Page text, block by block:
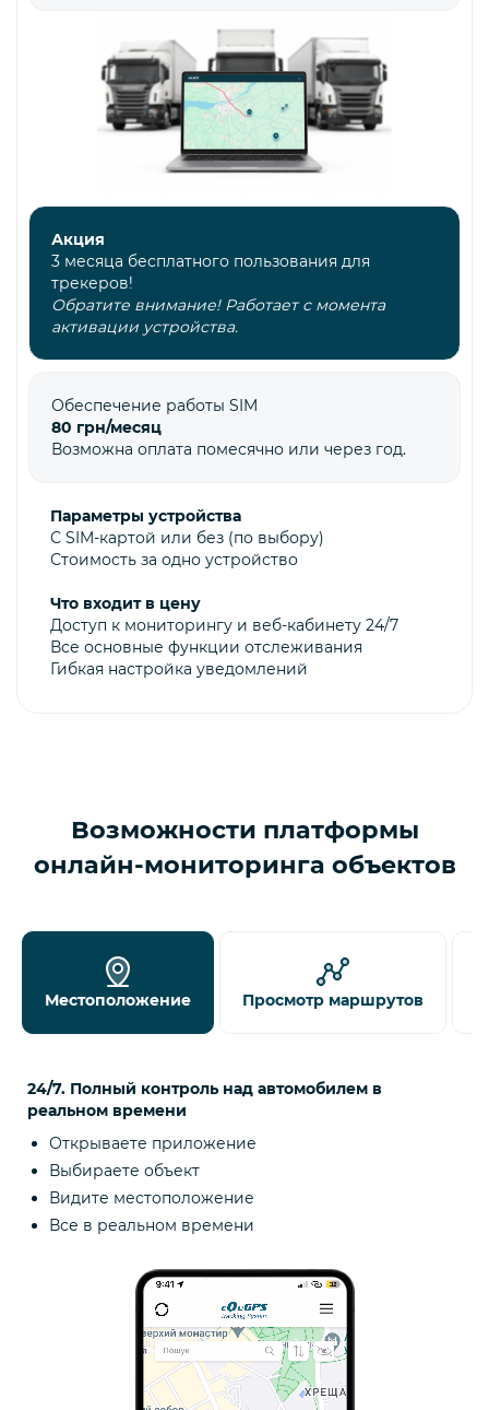
Акция
3 месяца бесплатного пользования для
трекеров!
Обратите внимание! Работает с момента
активации устройства.
Обеспечение работы SIM
80 грн/месяц
Возможна оплата помесячно или через год.
Параметры устройства
С SIM-картой или без (по выбору)
Стоимость за одно устройство
Что входит в цену
Доступ к мониторингу и веб-кабинету 24/7
Все основные функции отслеживания
Гибкая настройка уведомлений
Возможности платформы
онлайн-мониторинга объектов
Местоположение Просмотр маршрутов
24/7. Полный контроль над автомобилем в
реальном времени
Открываете приложение
Выбираете объект
Видите местоположение
Все в реальном времени